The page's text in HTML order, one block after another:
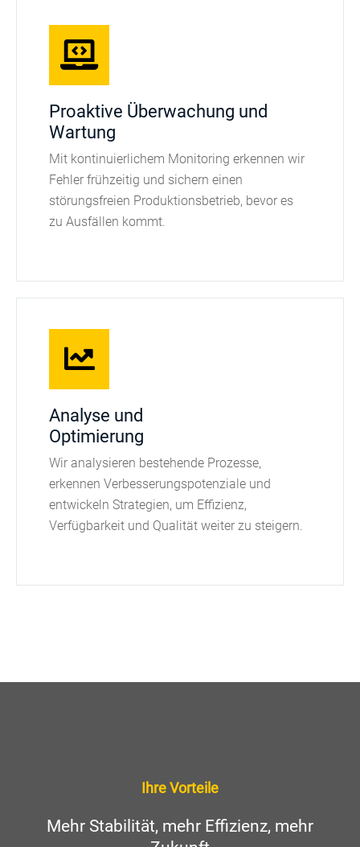
Proaktive Überwachung und
Wartung
Mit kontinuierlichem Monitoring erkennen wir
Fehler frühzeitig und sichern einen
störungsfreien Produktionsbetrieb, bevor es
zu Ausfällen kommt.
Analyse und
Optimierung
Wir analysieren bestehende Prozesse,
erkennen Verbesserungspotenziale und
entwickeln Strategien, um Effizienz,
Verfügbarkeit und Qualität weiter zu steigern.
Ihre Vorteile
Mehr Stabilität, mehr Effizienz, mehr